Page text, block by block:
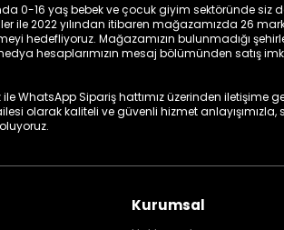
0-16 yaş bebek ve çocuk giyim sektöründe siz
ile 2022 yılından itibaren mağazamızda 26
hedefliyoruz. Mağazamızın bulunmadığı
hesaplarımızın mesaj bölümünden satış
ile WhatsApp Sipariş hattımız üzerinden iletişime
olarak kaliteli ve güvenli hizmet
Kurumsal